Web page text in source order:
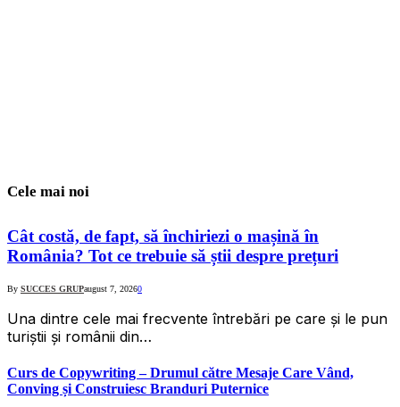
Cele mai noi
Cât costă, de fapt, să închiriezi o mașină în
România? Tot ce trebuie să știi despre prețuri
By SUCCES GRUPaugust 7, 20260
Una dintre cele mai frecvente întrebări pe care și le pun
turiștii și românii din…
Curs de Copywriting – Drumul către Mesaje Care Vând,
Conving și Construiesc Branduri Puternice